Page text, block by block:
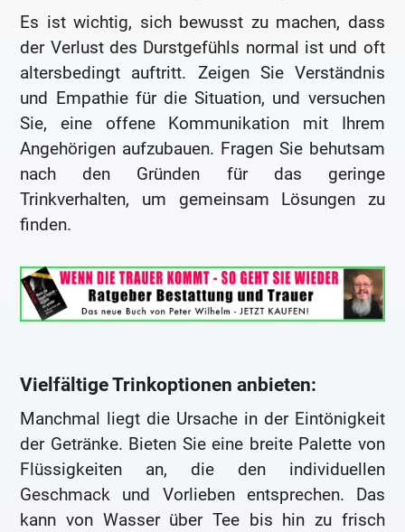
Es ist wichtig, sich bewusst zu machen, dass
der Verlust des Durstgefühls normal ist und oft
altersbedingt auftritt. Zeigen Sie Verständnis
und Empathie für die Situation, und versuchen
Sie, eine offene Kommunikation mit Ihrem
Angehörigen aufzubauen. Fragen Sie behutsam
nach den Gründen für das geringe
Trinkverhalten, um gemeinsam Lösungen zu
finden.
Vielfältige Trinkoptionen anbieten:
Manchmal liegt die Ursache in der Eintönigkeit
der Getränke. Bieten Sie eine breite Palette von
Flüssigkeiten an, die den individuellen
Geschmack und Vorlieben entsprechen. Das
kann von Wasser über Tee bis hin zu frisch